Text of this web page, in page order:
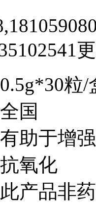
粒/
国
助于增
氧化
产品非